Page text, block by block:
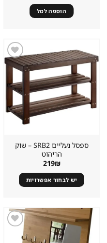
הוספה לסל
שמור
במועדפים
ספסל נעליים SRB2 – שוק
הריהוט
219₪
יש לבחור אפשרויות